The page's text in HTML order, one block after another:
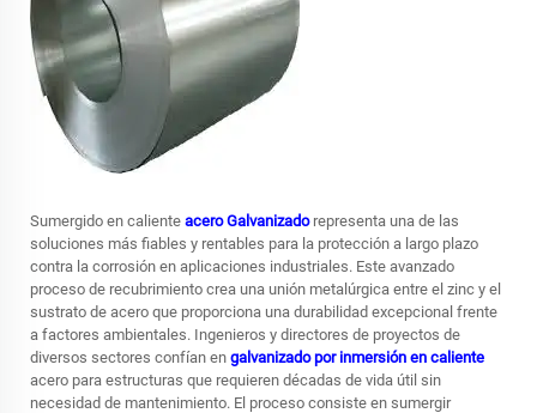
Sumergido en caliente acero Galvanizado representa una de las
soluciones más fiables y rentables para la protección a largo plazo
contra la corrosión en aplicaciones industriales. Este avanzado
proceso de recubrimiento crea una unión metalúrgica entre el zinc y el
sustrato de acero que proporciona una durabilidad excepcional frente
a factores ambientales. Ingenieros y directores de proyectos de
diversos sectores confían en galvanizado por inmersión en caliente
acero para estructuras que requieren décadas de vida útil sin
necesidad de mantenimiento. El proceso consiste en sumergir